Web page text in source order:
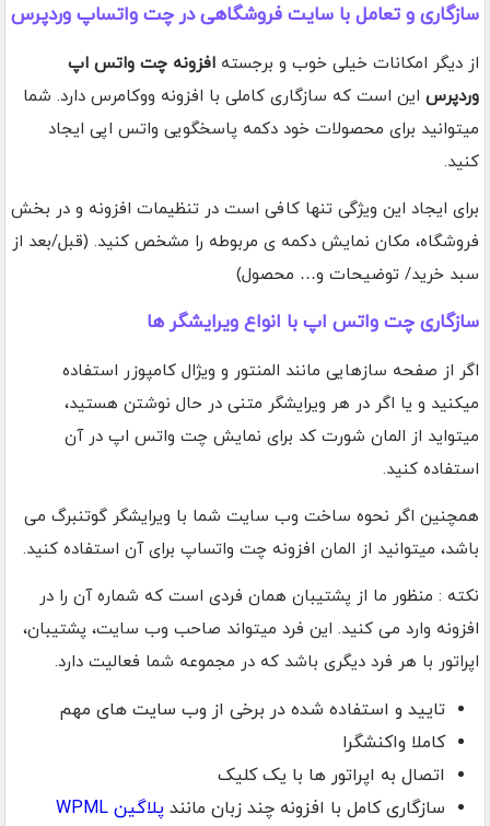
سازگاری و تعامل با سایت فروشگاهی در چت واتساپ وردپرس
از دیگر امکانات خیلی خوب و برجسته افزونه چت واتس اپ
وردپرس این است که سازگاری کاملی با افزونه ووکامرس دارد. شما
میتوانید برای محصولات خود دکمه پاسخگویی واتس اپی ایجاد
کنید.
برای ایجاد این ویژگی تنها کافی است در تنظیمات افزونه و در بخش
فروشگاه، مکان نمایش دکمه ی مربوطه را مشخص کنید. (قبل/بعد از
سبد خرید/ توضیحات و… محصول)
سازگاری چت واتس اپ با انواع ویرایشگر ها
اگر از صفحه سازهایی مانند المنتور و ویژال کامپوزر استفاده
میکنید و یا اگر در هر ویرایشگر متنی در حال نوشتن هستید،
میتواید از المان شورت کد برای نمایش چت واتس اپ در آن
استفاده کنید.
همچنین اگر نحوه ساخت وب سایت شما با ویرایشگر گوتنبرگ می
باشد، میتوانید از المان افزونه چت واتساپ برای آن استفاده کنید.
نکته : منظور ما از پشتیبان همان فردی است که شماره آن را در
افزونه وارد می کنید. این فرد میتواند صاحب وب سایت، پشتیبان،
اپراتور با هر فرد دیگری باشد که در مجموعه شما فعالیت دارد.
تایید و استفاده شده در برخی از وب سایت های مهم
کاملا واکنشگرا
اتصال به اپراتور ها با یک کلیک
سازگاری کامل با افزونه چند زبان مانند پلاگین WPML